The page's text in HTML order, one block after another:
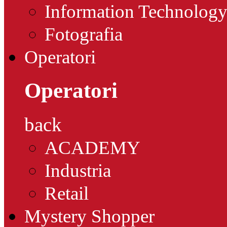
Information Technology
Fotografia
Operatori
Operatori
back
ACADEMY
Industria
Retail
Mystery Shopper